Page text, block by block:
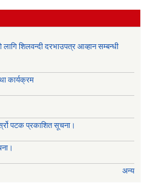
शिलवन्दी दरभाउपत्र आव्हान सम्बन्धी
कार्यक्रम
पटक प्रकाशित सूचना।
अन्य